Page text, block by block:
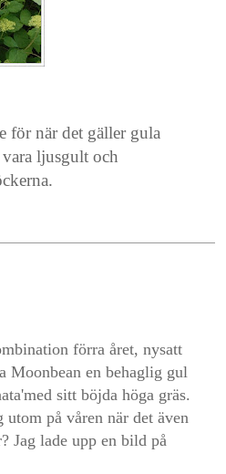
för när det gäller gula
ljusgult och
förra året, nysatt
Moonbean en behaglig gul
sitt böjda höga gräs.
på våren när det även
Jag lade upp en bild på